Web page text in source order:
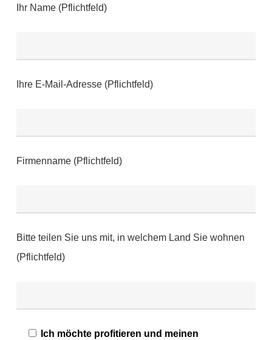
Ihr Name (Pflichtfeld)
Ihre E-Mail-Adresse (Pflichtfeld)
Firmenname (Pflichtfeld)
Bitte teilen Sie uns mit, in welchem Land Sie wohnen
(Pflichtfeld)
Ich möchte profitieren und meinen